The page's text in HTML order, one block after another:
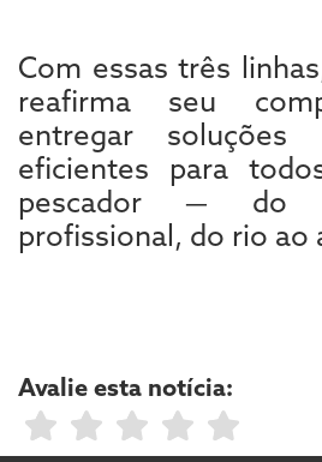
Com essas três
reafirma seu
entregar soluções
eficientes para
pescador — do
profissional, do rio ao
Avalie esta notícia: